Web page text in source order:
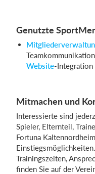
Genutzte
Website-Integration
Mitmachen und
Interessierte sind
Spieler, Elternteil,
Fortuna
Trainingszeiten,
finden Sie auf der